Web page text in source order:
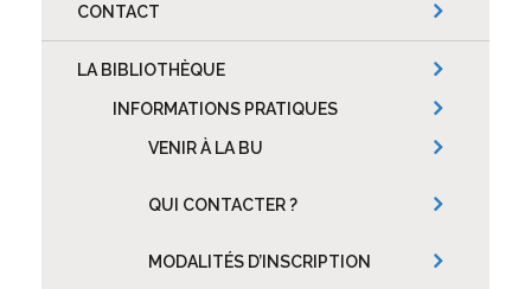
CONTACT
LA BIBLIOTHÈQUE
INFORMATIONS PRATIQUES
VENIR À LA BU
QUI CONTACTER ?
MODALITÉS D’INSCRIPTION